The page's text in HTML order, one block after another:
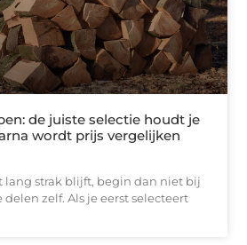
de juiste selectie houdt je
wordt prijs vergelijken
lang strak blijft, begin dan niet bij
zelf. Als je eerst selecteert